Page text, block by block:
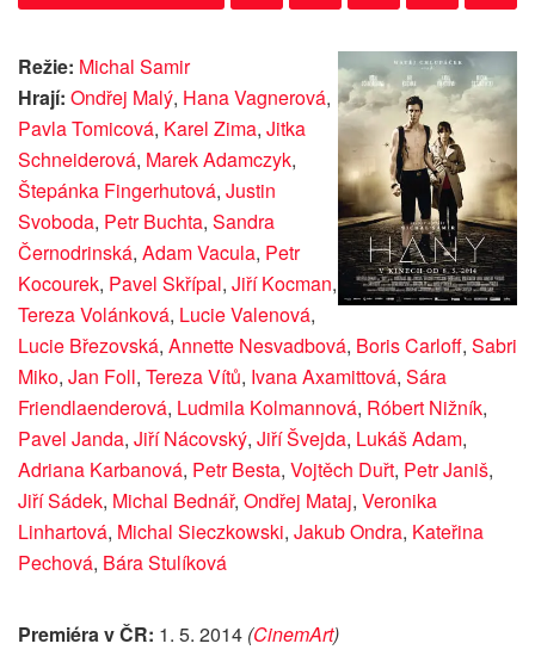
Režie: Michal Samir
Hrají: Ondřej Malý, Hana Vagnerová,
Pavla Tomicová, Karel Zima, Jitka
Schneiderová, Marek Adamczyk,
Štepánka Fingerhutová, Justin
Svoboda, Petr Buchta, Sandra
Černodrinská, Adam Vacula, Petr
Kocourek, Pavel Skřípal, Jiří Kocman,
Tereza Volánková, Lucie Valenová,
Lucie Březovská, Annette Nesvadbová, Boris Carloff, Sabri
Miko, Jan Foll, Tereza Vítů, Ivana Axamittová, Sára
Friendlaenderová, Ludmila Kolmannová, Róbert Nižník,
Pavel Janda, Jiří Nácovský, Jiří Švejda, Lukáš Adam,
Adriana Karbanová, Petr Besta, Vojtěch Duřt, Petr Janiš,
Jiří Sádek, Michal Bednář, Ondřej Mataj, Veronika
Linhartová, Michal Sieczkowski, Jakub Ondra, Kateřina
Pechová, Bára Stulíková
Premiéra v ČR: 1. 5. 2014 (CinemArt)